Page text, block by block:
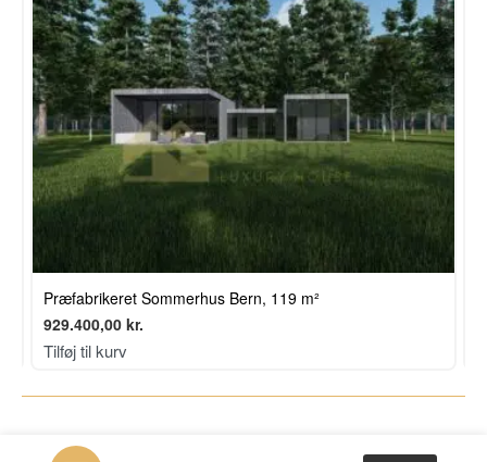
Præfabrikeret Sommerhus Bern, 119 m²
929.400,00 kr.
Tilføj til kurv